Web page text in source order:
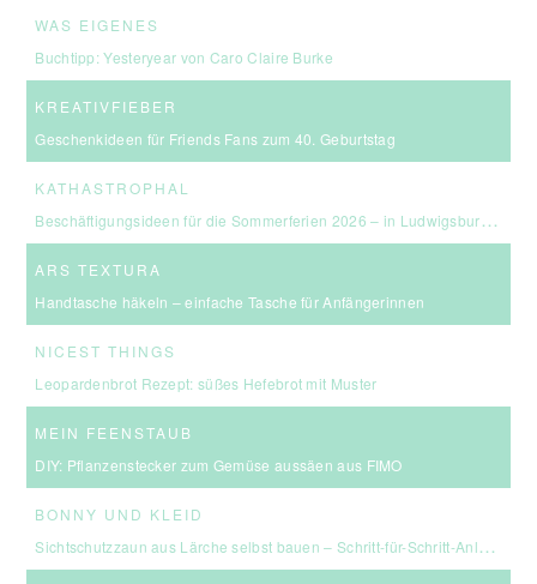
WAS EIGENES
Buchtipp: Yesteryear von Caro Claire Burke
KREATIVFIEBER
Geschenkideen für Friends Fans zum 40. Geburtstag
KATHASTROPHAL
Beschäftigungsideen für die Sommerferien 2026 – in Ludwigsburg, Stuttgart & Umgebung
ARS TEXTURA
Handtasche häkeln – einfache Tasche für Anfängerinnen
NICEST THINGS
Leopardenbrot Rezept: süßes Hefebrot mit Muster
MEIN FEENSTAUB
DIY: Pflanzenstecker zum Gemüse aussäen aus FIMO
BONNY UND KLEID
Sichtschutzzaun aus Lärche selbst bauen – Schritt-für-Schritt-Anleitung & Kosten